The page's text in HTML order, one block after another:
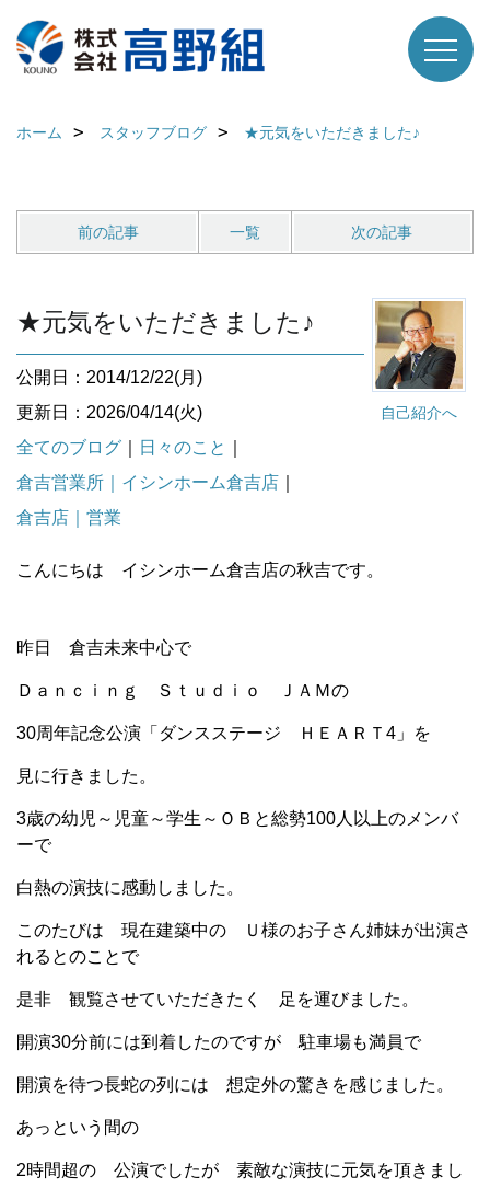
ホーム スタッフブログ ★元気をいただきました♪
前の記事 一覧 次の記事
自己紹介へ
★元気をいただきました♪
公開日：2014/12/22(月)
更新日：2026/04/14(火)
全てのブログ
日々のこと
倉吉営業所｜イシンホーム倉吉店
倉吉店｜営業
こんにちは イシンホーム倉吉店の秋吉です。
昨日 倉吉未来中心で
Ｄａｎｃｉｎｇ Ｓｔｕｄｉｏ ＪＡＭの
30周年記念公演「ダンスステージ ＨＥＡＲＴ4」を
見に行きました。
3歳の幼児～児童～学生～ＯＢと総勢100人以上のメンバ
ーで
白熱の演技に感動しました。
このたびは 現在建築中の Ｕ様のお子さん姉妹が出演さ
れるとのことで
是非 観覧させていただきたく 足を運びました。
開演30分前には到着したのですが 駐車場も満員で
開演を待つ長蛇の列には 想定外の驚きを感じました。
あっという間の
2時間超の 公演でしたが 素敵な演技に元気を頂きまし